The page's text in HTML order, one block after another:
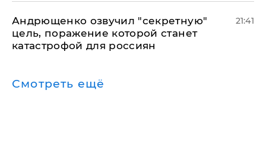
Андрющенко озвучил "секретную"
цель, поражение которой станет
катастрофой для россиян
21:41
Смотреть ещё